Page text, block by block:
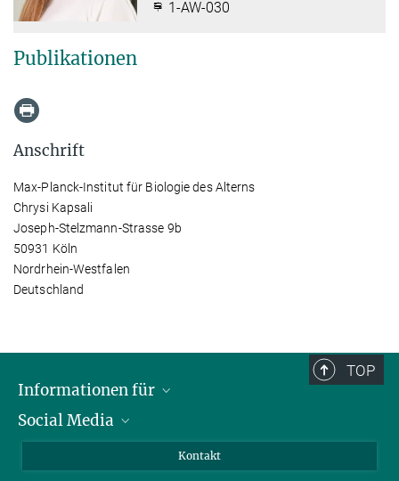
1-AW-030
Publikationen
Anschrift
Max-Planck-Institut für Biologie des Alterns
Chrysi Kapsali
Joseph-Stelzmann-Strasse 9b
50931 Köln
Nordrhein-Westfalen
Deutschland
TOP
Informationen für
Bewerbende
Social Media
Kontakt